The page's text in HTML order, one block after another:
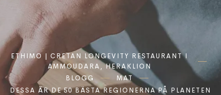
ETHIMO | CRETAN LONGEVITY RESTAURANT I
AMMOUDARA, HERAKLION
BLOGG
MAT
DESSA ÄR DE 50 BÄSTA REGIONERNA PÅ PLANETEN